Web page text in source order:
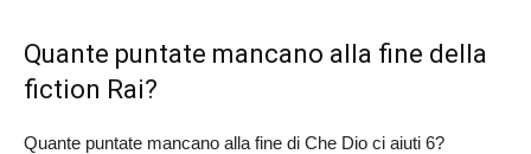
Quante puntate mancano alla fine della
fiction Rai?
Quante puntate mancano alla fine di Che Dio ci aiuti 6?